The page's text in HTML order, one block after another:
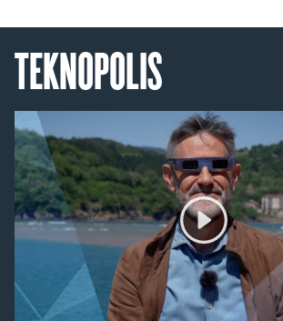
TEKNOPOLIS